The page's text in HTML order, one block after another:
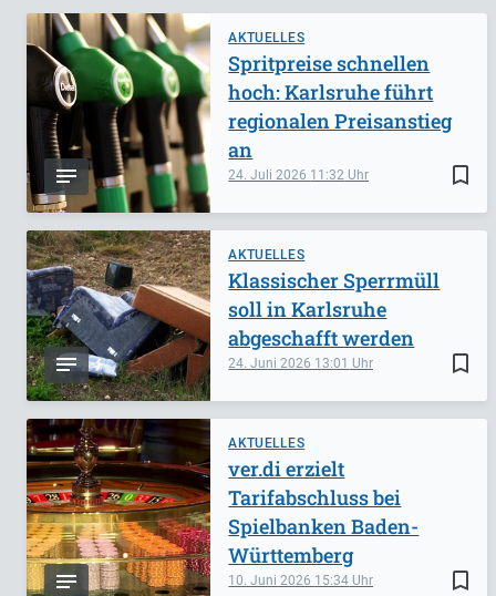
AKTUELLES
bookmark_border
24. Juli 2026 11:32
Spritpreise schnellen
hoch: Karlsruhe führt
regionalen Preisanstieg
an
AKTUELLES
bookmark_border
24. Juni 2026 13:01
Klassischer Sperrmüll
soll in Karlsruhe
abgeschafft werden
AKTUELLES
bookmark_border
10. Juni 2026 15:34
ver.di erzielt
Tarifabschluss bei
Spielbanken Baden-
Württemberg